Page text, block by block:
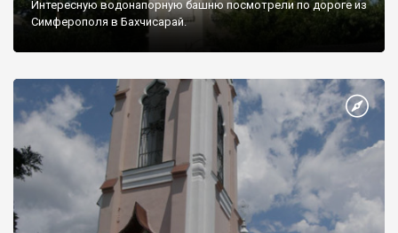
Интересную водонапорную башню посмотрели по дороге из
Симферополя в Бахчисарай.